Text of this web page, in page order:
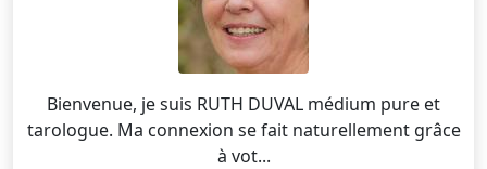
Bienvenue, je suis RUTH DUVAL médium pure et
tarologue. Ma connexion se fait naturellement grâce
à vot...